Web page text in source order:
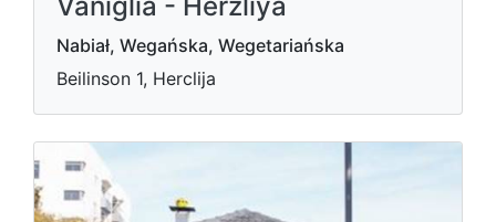
Nabiał, Wegańska, Wegetariańska
Beilinson 1, Herclija